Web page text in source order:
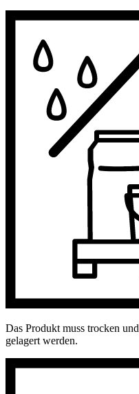
Das Produkt muss trocken
gelagert werden.